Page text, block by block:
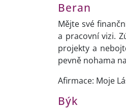
Beran
Mějte své
a pracovní vizi.
projekty a
pevně nohama
Afirmace: Moje
Býk